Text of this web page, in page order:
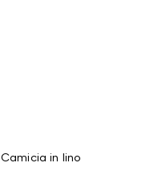
Camicia in lino